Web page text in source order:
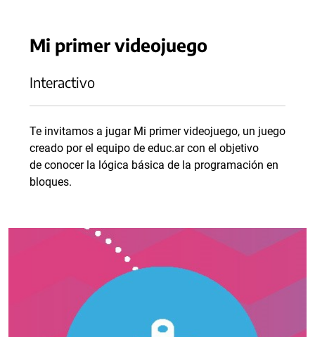
Mi primer videojuego
Interactivo
Te invitamos a jugar Mi primer videojuego, un juego
creado por el equipo de educ.ar con el objetivo
de conocer la lógica básica de la programación en
bloques.